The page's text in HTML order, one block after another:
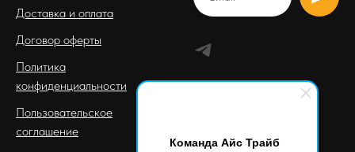
Команда Айс Трайб
Доставка и оплата
Договор оферты
Политика
конфиденциальности
Пользовательское
соглашение